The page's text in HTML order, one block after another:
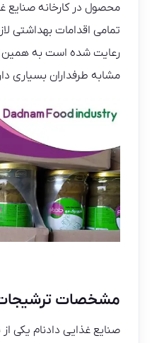
محصول در کارخانه صنایع
تمامی اقدامات بهداشتی
رعایت شده است به همین
مشابه طرفداران بسیاری
مشخصات
صنایع غذایی دادنام یکی